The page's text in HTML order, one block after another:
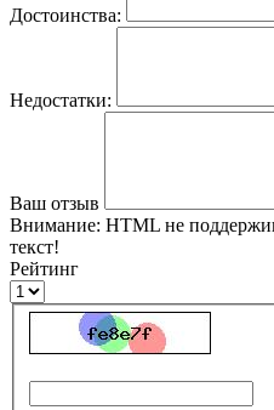
Достоинства:
Недостатки:
Ваш отзыв
Внимание: HTML не
текст!
Рейтинг